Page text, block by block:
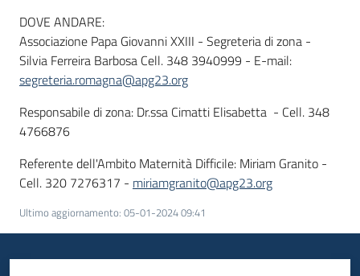
DOVE ANDARE:
Associazione Papa Giovanni XXIII - Segreteria di zona -
Silvia Ferreira Barbosa Cell. 348 3940999 - E-mail:
segreteria.romagna@apg23.org
Responsabile di zona: Dr.ssa Cimatti Elisabetta - Cell. 348
4766876
Referente dell'Ambito Maternità Difficile: Miriam Granito -
Cell. 320 7276317 - miriamgranito@apg23.org
Ultimo aggiornamento: 05-01-2024 09:41